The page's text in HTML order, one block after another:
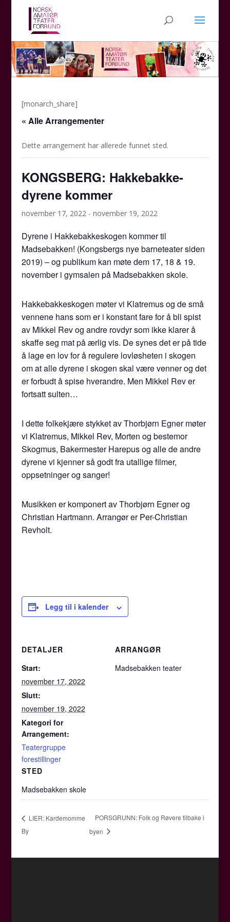
[monarch_share]
« Alle Arrangementer
Dette arrangement har allerede funnet sted.
KONGSBERG: Hakkebakke-
dyrene kommer
november 17, 2022 -november 19, 2022
Dyrene i Hakkebakkeskogen kommer til
Madsebakken! (Kongsbergs nye barneteater siden
2019) – og publikum kan møte dem 17, 18 & 19.
november i gymsalen på Madsebakken skole.
Hakkebakkeskogen møter vi Klatremus og de små
vennene hans som er i konstant fare for å bli spist
av Mikkel Rev og andre rovdyr som ikke klarer å
skaffe seg mat på ærlig vis. De synes det er på tide
å lage en lov for å regulere lovløsheten i skogen
om at alle dyrene i skogen skal være venner og det
er forbudt å spise hverandre. Men Mikkel Rev er
fortsatt sulten…
I dette folkekjære stykket av Thorbjørn Egner møter
vi Klatremus, Mikkel Rev, Morten og bestemor
Skogmus, Bakermester Harepus og alle de andre
dyrene vi kjenner så godt fra utallige filmer,
oppsetninger og sanger!
Musikken er komponert av Thorbjørn Egner og
Christian Hartmann. Arrangør er Per-Christian
Revholt.
Legg til i kalender
DETALJER
Start:
november 17, 2022
Slutt:
november 19, 2022
Kategori for
Arrangement:
Teatergruppe
forestillinger
STED
Madsebakken skole
ARRANGØR
Madsebakken teater
LIER: Kardemomme
By
PORSGRUNN: Folk og Røvere tilbake i
byen